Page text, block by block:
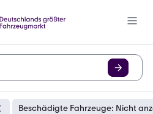
Beschädigte Fahrzeuge: Nicht